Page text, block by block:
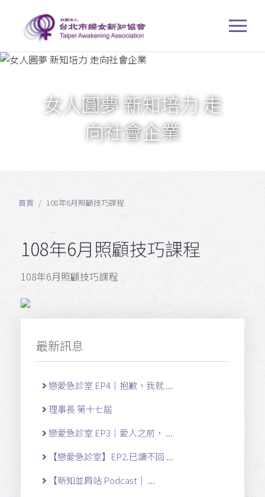
女人圓夢 新知培力 走
向社會企業
首頁 108年6月照顧技巧課程
108年6月照顧技巧課程
108年6月照顧技巧課程
最新訊息
戀愛急診室 EP4｜抱歉，我就 ...
理事長 第十七屆
戀愛急診室 EP3｜愛人之前， ...
【戀愛急診室】EP2.已讀不回 ...
【新知並肩站 Podcast｜ ...